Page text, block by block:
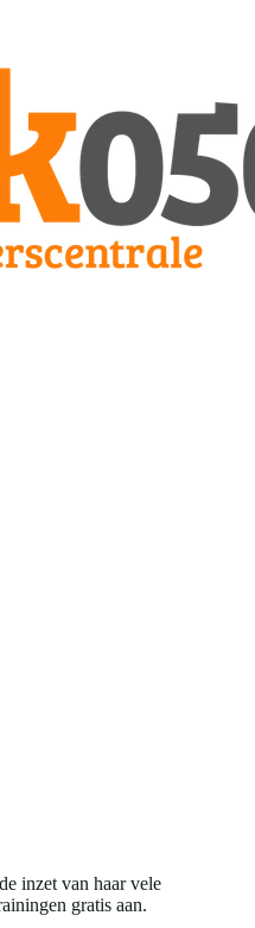
inzet van haar vele
gratis aan.